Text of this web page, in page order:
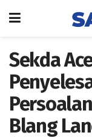
Sekda
Blang